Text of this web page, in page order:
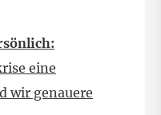
eine
wir genauere